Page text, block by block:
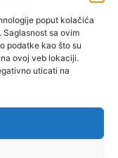
poput kolačića
sa ovim
podatke kao što su
ovoj veb lokaciji.
uticati na
72000 ZENICA